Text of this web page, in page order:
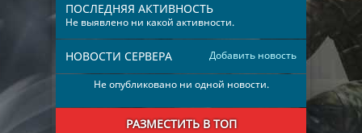
ПОСЛЕДНЯЯ АКТИВНОСТЬ
Не выявлено ни какой активности.
Добавить новость
НОВОСТИ СЕРВЕРА
Не опубликовано ни одной новости.
РАЗМЕСТИТЬ В ТОП